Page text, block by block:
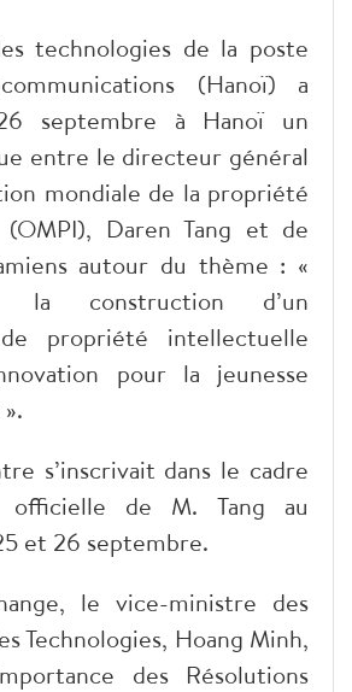
technologies de la poste
(Hanoï) a
septembre à Hanoï un
entre le directeur général
mondiale de la propriété
Daren Tang et de
autour du thème : «
la construction d’un
propriété intellectuelle
pour la jeunesse
s’inscrivait dans le cadre
de M. Tang au
et 26 septembre.
le vice-ministre des
Technologies, Hoang Minh,
des Résolutions